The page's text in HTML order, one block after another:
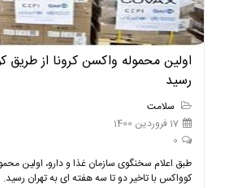
اولین محموله واکسن کرونا از طریق
رسید
سلامت
17 فروردین 1400
0
طبق اعلام سخنگوی سازمان غذا و دارو، اولین
کوواکس با تاخیر دو تا سه هفته ای به تهران رسید.